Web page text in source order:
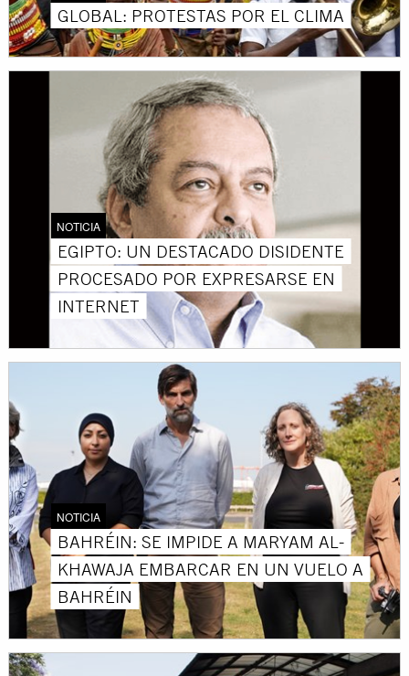
GLOBAL: PROTESTAS POR EL CLIMA
NOTICIA
EGIPTO: UN DESTACADO DISIDENTE
PROCESADO POR EXPRESARSE EN
INTERNET
NOTICIA
BAHRÉIN: SE IMPIDE A MARYAM AL-
KHAWAJA EMBARCAR EN UN VUELO A
BAHRÉIN